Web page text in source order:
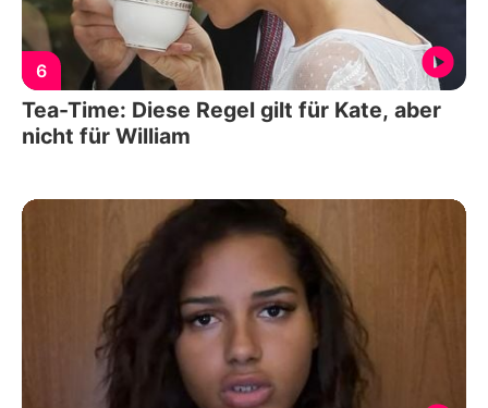
6
Tea-Time: Diese Regel gilt für Kate, aber
nicht für William